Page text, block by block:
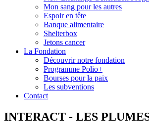
Mon sang pour les autres
Espoir en tête
Banque alimentaire
Shelterbox
Jetons cancer
La Fondation
Découvrir notre fondation
Programme Polio+
Bourses pour la paix
Les subventions
Contact
INTERACT - LES